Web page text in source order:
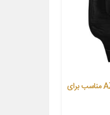
روکش صندلی خودرو مدل AZ223 مناسب برای